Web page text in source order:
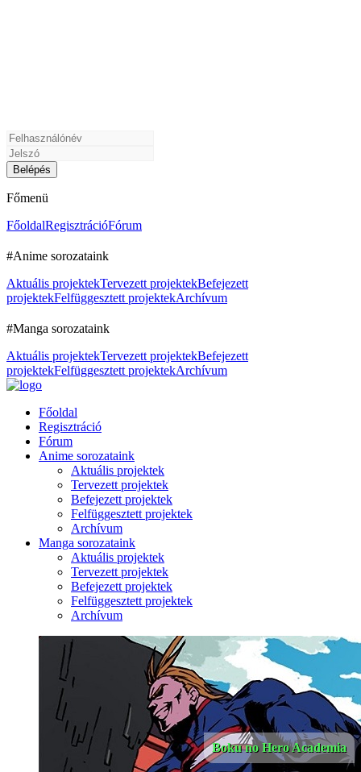
Főmenü
FőoldalRegisztrációFórum
#Anime sorozataink
Aktuális projektekTervezett projektekBefejezett
projektekFelfüggesztett projektekArchívum
#Manga sorozataink
Aktuális projektekTervezett projektekBefejezett
projektekFelfüggesztett projektekArchívum
Főoldal
Regisztráció
Fórum
Anime sorozataink
Aktuális projektek
Tervezett projektek
Befejezett projektek
Felfüggesztett projektek
Archívum
Manga sorozataink
Aktuális projektek
Tervezett projektek
Befejezett projektek
Felfüggesztett projektek
Archívum
Boku no Hero Academia